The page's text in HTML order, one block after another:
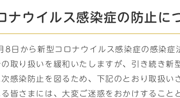
ナウイルス感染症の防止に
8日から新型コロナウイルス感染症の感染症
取り扱いを緩和いたしますが、引き続き新
感染防止を図るため、下記のとおり取扱い
皆さまには、大変ご迷惑をおかけすること